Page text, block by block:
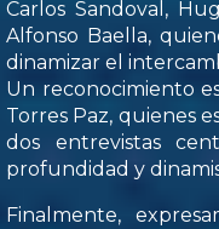
Carlos Sandoval,
Alfonso Baella,
dinamizar el
Un reconocimiento
Torres Paz, quienes
dos entrevistas
profundidad y
Finalmente,